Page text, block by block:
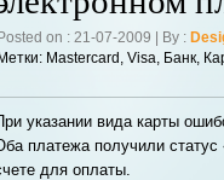
Posted on : 21-07-2009 | By :
Метки: Mastercard , Visa, Банк,
указании вида карты
платежа получили
для оплаты.